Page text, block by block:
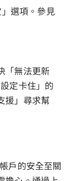
選項。參見
「無法更新
定卡住」的
援」尋求幫
戶的安全至關